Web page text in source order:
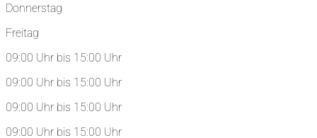
Donnerstag
Freitag
09:00 Uhr bis 15:00 Uhr
09:00 Uhr bis 15:00 Uhr
09:00 Uhr bis 15:00 Uhr
09:00 Uhr bis 15:00 Uhr